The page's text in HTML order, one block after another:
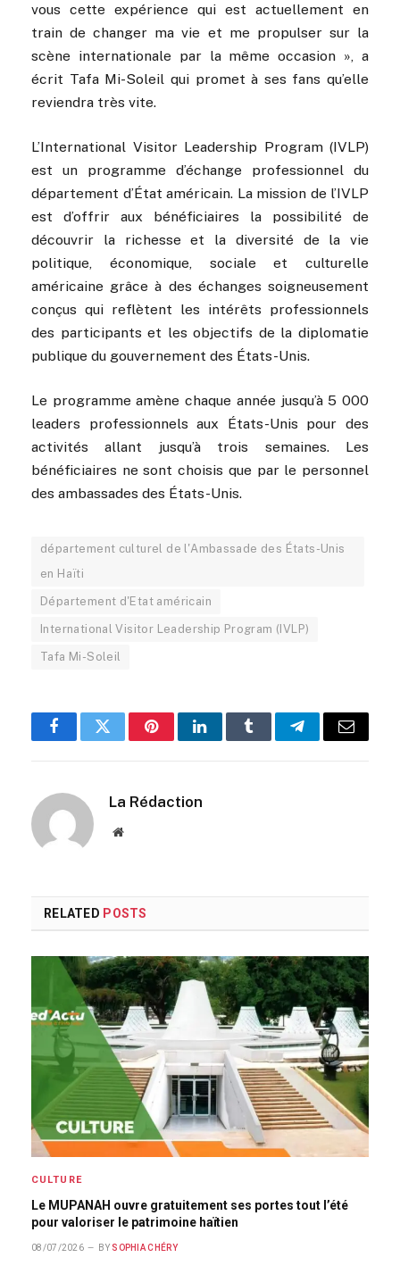
vous cette expérience qui est actuellement en
train de changer ma vie et me propulser sur la
scène internationale par la même occasion », a
écrit Tafa Mi-Soleil qui promet à ses fans qu’elle
reviendra très vite.
L’International Visitor Leadership Program (IVLP)
est un programme d’échange professionnel du
département d’État américain. La mission de l’IVLP
est d’offrir aux bénéficiaires la possibilité de
découvrir la richesse et la diversité de la vie
politique, économique, sociale et culturelle
américaine grâce à des échanges soigneusement
conçus qui reflètent les intérêts professionnels
des participants et les objectifs de la diplomatie
publique du gouvernement des États-Unis.
Le programme amène chaque année jusqu’à 5 000
leaders professionnels aux États-Unis pour des
activités allant jusqu’à trois semaines. Les
bénéficiaires ne sont choisis que par le personnel
des ambassades des États-Unis.
département culturel de l'Ambassade des États-Unis
en Haïti
Département d'Etat américain
International Visitor Leadership Program (IVLP)
Tafa Mi-Soleil
FacebookTwitterPinterestLinkedInTumblrTelegramEmail
La Rédaction
Website
RELATED POSTS
CULTURE
Le MUPANAH ouvre gratuitement ses portes tout l’été
pour valoriser le patrimoine haïtien
08/07/2026 BY SOPHIA CHÉRY